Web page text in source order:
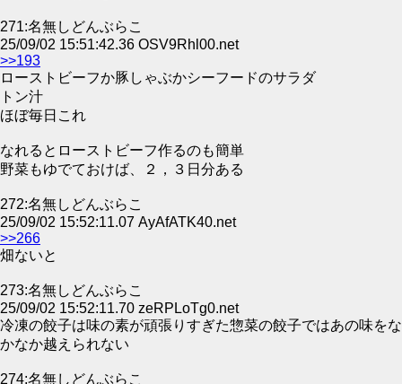
271:名無しどんぶらこ
25/09/02 15:51:42.36 OSV9Rhl00.net
>>193
ローストビーフか豚しゃぶかシーフードのサラダ
トン汁
ほぼ毎日これ
なれるとローストビーフ作るのも簡単
野菜もゆでておけば、２，３日分ある
272:名無しどんぶらこ
25/09/02 15:52:11.07 AyAfATK40.net
>>266
畑ないと
273:名無しどんぶらこ
25/09/02 15:52:11.70 zeRPLoTg0.net
冷凍の餃子は味の素が頑張りすぎた惣菜の餃子ではあの味をな
かなか越えられない
274:名無しどんぶらこ